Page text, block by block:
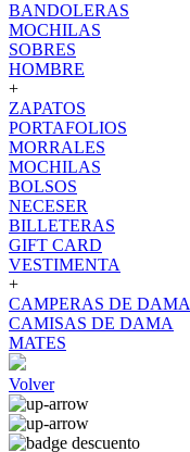
BANDOLERAS
MOCHILAS
SOBRES
HOMBRE
+
ZAPATOS
PORTAFOLIOS
MORRALES
MOCHILAS
BOLSOS
NECESER
BILLETERAS
GIFT CARD
VESTIMENTA
+
CAMPERAS DE DAMA
CAMISAS DE DAMA
MATES
Volver